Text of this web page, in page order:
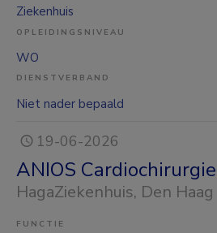
Ziekenhuis
OPLEIDINGSNIVEAU
WO
DIENSTVERBAND
Niet nader bepaald
19-06-2026
ANIOS
HagaZiekenhuis, Den Haag
FUNCTIE